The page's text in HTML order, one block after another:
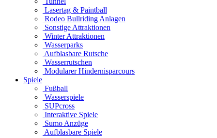
Lasertag & Paintball
Rodeo Bullriding Anlagen
Sonstige Attraktionen
Winter Attraktionen
Wasserparks
Aufblasbare Rutsche
Wasserrutschen
Modularer Hindernisparcours
Spiele
Fußball
Wasserspiele
SUPcross
Interaktive Spiele
Sumo Anzüge
Aufblasbare Spiele